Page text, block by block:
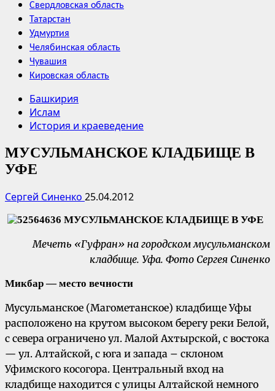
Свердловская область
Татарстан
Удмуртия
Челябинская область
Чувашия
Кировская область
Башкирия
Ислам
История и краеведение
МУСУЛЬМАНСКОЕ КЛАДБИЩЕ В
УФЕ
Сергей Синенко 25.04.2012
Мечеть «Гуфран» на городском мусульманском
кладбище. Уфа. Фото Сергея Синенко
Микбар — место вечности
Мусульманское (Магометанское) кладбище Уфы
расположено на крутом высоком берегу реки Белой,
с севера ограничено ул. Малой Ахтырской, с востока
— ул. Алтайской, с юга и запада – склоном
Уфимского косогора. Центральный вход на
кладбище находится с улицы Алтайской немного